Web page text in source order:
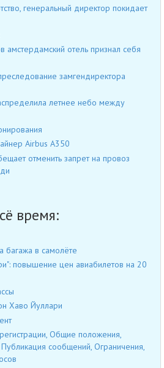
генеральный директор покидает
амстердамский отель признал себя
замгендиректора
летнее небо между
Airbus А350
отменить запрет на провоз
время:
в самолёте
повышение цен авиабилетов на 20
Хаво Йуллари
Общие положения,
сообщений, Ограничения,